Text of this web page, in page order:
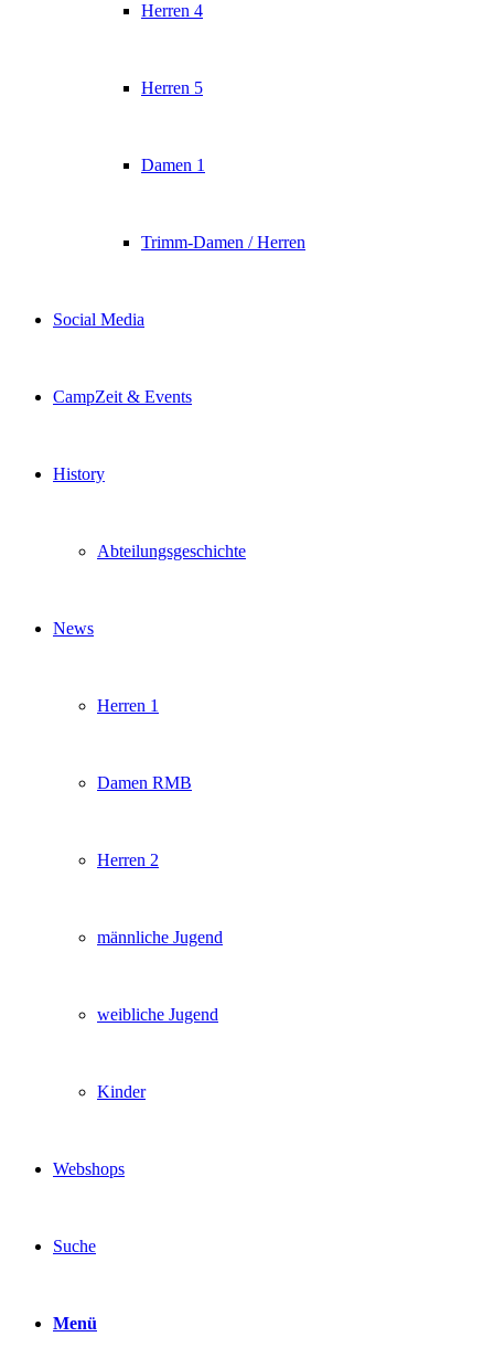
Herren 4
Herren 5
Damen 1
Trimm-Damen / Herren
Social Media
CampZeit & Events
History
Abteilungsgeschichte
News
Herren 1
Damen RMB
Herren 2
männliche Jugend
weibliche Jugend
Kinder
Webshops
Suche
Menü